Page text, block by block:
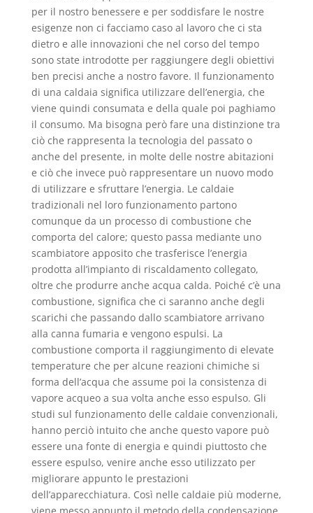
per il nostro benessere e per soddisfare le nostre
esigenze non ci facciamo caso al lavoro che ci sta
dietro e alle innovazioni che nel corso del tempo
sono state introdotte per raggiungere degli obiettivi
ben precisi anche a nostro favore. Il funzionamento
di una caldaia significa utilizzare dell’energia, che
viene quindi consumata e della quale poi paghiamo
il consumo. Ma bisogna però fare una distinzione tra
ciò che rappresenta la tecnologia del passato o
anche del presente, in molte delle nostre abitazioni
e ciò che invece può rappresentare un nuovo modo
di utilizzare e sfruttare l’energia. Le caldaie
tradizionali nel loro funzionamento partono
comunque da un processo di combustione che
comporta del calore; questo passa mediante uno
scambiatore apposito che trasferisce l’energia
prodotta all’impianto di riscaldamento collegato,
oltre che produrre anche acqua calda. Poiché c’è una
combustione, significa che ci saranno anche degli
scarichi che passando dallo scambiatore arrivano
alla canna fumaria e vengono espulsi. La
combustione comporta il raggiungimento di elevate
temperature che per alcune reazioni chimiche si
forma dell’acqua che assume poi la consistenza di
vapore acqueo a sua volta anche esso espulso. Gli
studi sul funzionamento delle caldaie convenzionali,
hanno perciò intuito che anche questo vapore può
essere una fonte di energia e quindi piuttosto che
essere espulso, venire anche esso utilizzato per
migliorare appunto le prestazioni
dell’apparecchiatura. Così nelle caldaie più moderne,